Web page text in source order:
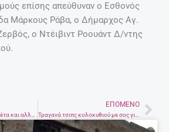
επίσης απεύθυναν ο Εσθονός
Μάρκους Ράβα, ο Δήμαρχος Αγ.
ο Ντέιβιντ Ροουάντ Δ/ντης
Τυρόψωμο Θράκης με φέτα και αλλαντικά
ΕΠΌΜΕΝΟ
Τραγανά τσιπς κολοκυθιού με σoς γιαούρτι